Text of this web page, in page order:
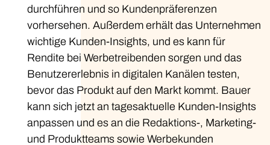
durchführen und so Kundenpräferenzen
vorhersehen. Außerdem erhält das Unternehmen
wichtige Kunden-Insights, und es kann für
Rendite bei Werbetreibenden sorgen und das
Benutzererlebnis in digitalen Kanälen testen,
bevor das Produkt auf den Markt kommt. Bauer
kann sich jetzt an tagesaktuelle Kunden-Insights
anpassen und es an die Redaktions-, Marketing-
und Produktteams sowie Werbekunden